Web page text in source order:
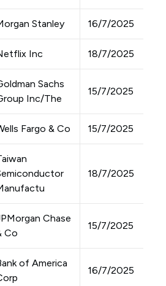
Stanley 16/7/2025
Inc 18/7/2025
Sachs
Inc/The
15/7/2025
Fargo & Co 15/7/2025
18/7/2025
Chase
Co
15/7/2025
of America
16/7/2025